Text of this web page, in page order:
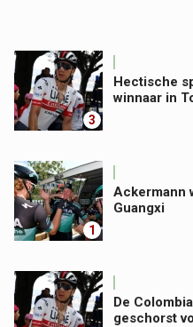
3
Hectische
winnaar in
1
Ackermann
Guangxi
De
geschorst